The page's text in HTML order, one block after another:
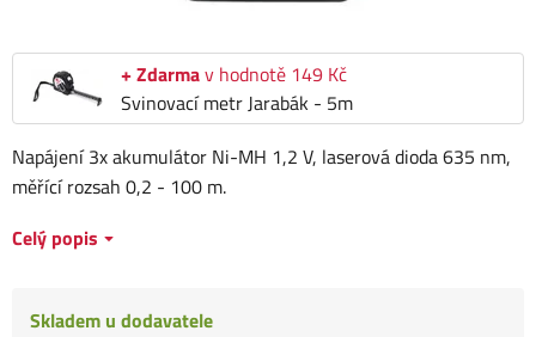
+ Zdarmav hodnotě 149 Kč
Svinovací metr Jarabák - 5m
Napájení 3x akumulátor Ni-MH 1,2 V, laserová dioda 635 nm,
měřící rozsah 0,2 - 100 m.
Celý popis
Skladem u dodavatele